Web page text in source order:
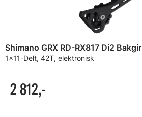
Shimano GRX RD-RX817 Di2 Bakgir
1x11-Delt, 42T, elektronisk
2 812,-